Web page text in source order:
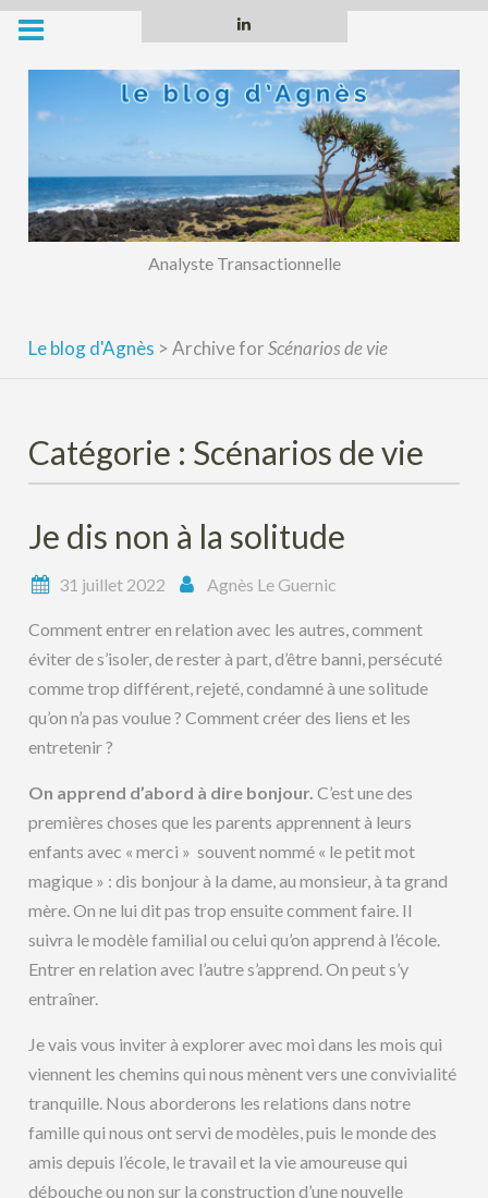
Skip
content
Analyste Transactionnelle
Le blog d'Agnès >Archive forScénarios de vie
Catégorie : Scénarios de vie
Je dis non à la solitude
31 juillet 2022 Agnès Le Guernic
Comment entrer en relation avec les autres, comment
éviter de s’isoler, de rester à part, d’être banni, persécuté
comme trop différent, rejeté, condamné à une solitude
qu’on n’a pas voulue ? Comment créer des liens et les
entretenir ?
On apprend d’abord à dire bonjour.C’est une des
premières choses que les parents apprennent à leurs
enfants avec « merci » souvent nommé « le petit mot
magique » : dis bonjour à la dame, au monsieur, à ta grand
mère. On ne lui dit pas trop ensuite comment faire. Il
suivra le modèle familial ou celui qu’on apprend à l’école.
Entrer en relation avec l’autre s’apprend. On peut s’y
entraîner.
Je vais vous inviter à explorer avec moi dans les mois qui
viennent les chemins qui nous mènent vers une convivialité
tranquille. Nous aborderons les relations dans notre
famille qui nous ont servi de modèles, puis le monde des
amis depuis l’école, le travail et la vie amoureuse qui
débouche ou non sur la construction d’une nouvelle